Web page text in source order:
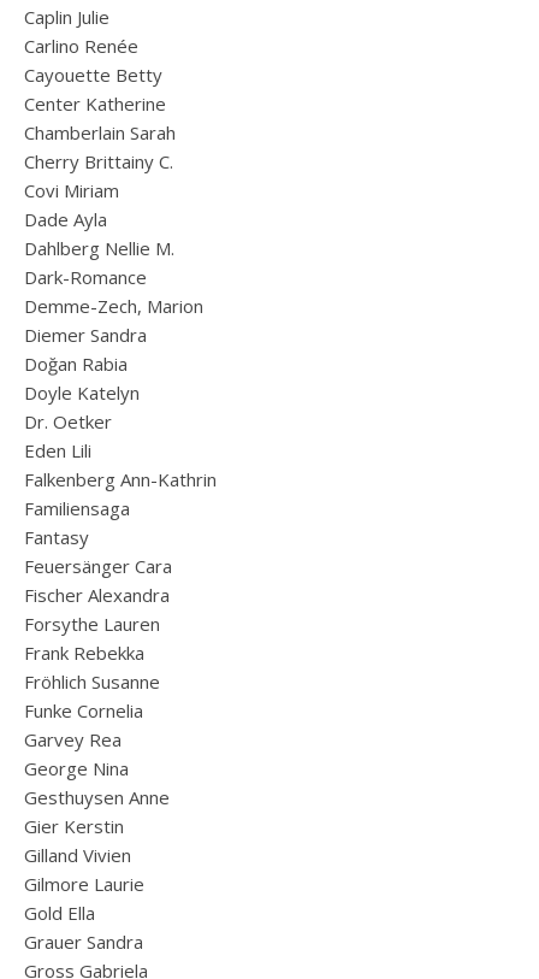
Caplin Julie
Carlino Renée
Cayouette Betty
Center Katherine
Chamberlain Sarah
Cherry Brittainy C.
Covi Miriam
Dade Ayla
Dahlberg Nellie M.
Dark-Romance
Demme-Zech, Marion
Diemer Sandra
Doğan Rabia
Doyle Katelyn
Dr. Oetker
Eden Lili
Falkenberg Ann-Kathrin
Familiensaga
Fantasy
Feuersänger Cara
Fischer Alexandra
Forsythe Lauren
Frank Rebekka
Fröhlich Susanne
Funke Cornelia
Garvey Rea
George Nina
Gesthuysen Anne
Gier Kerstin
Gilland Vivien
Gilmore Laurie
Gold Ella
Grauer Sandra
Gross Gabriela